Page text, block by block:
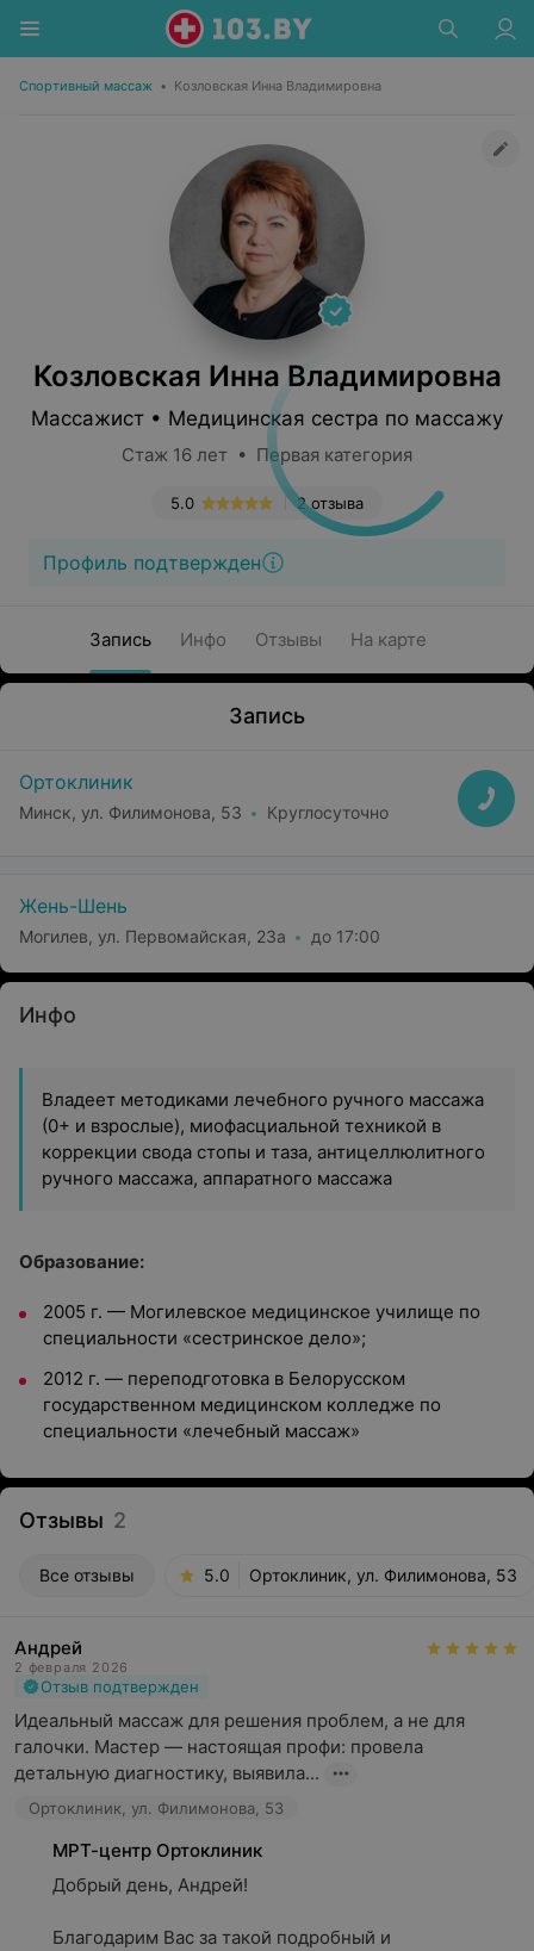
Спортивный массаж • Козловская Инна Владимировна
Козловская Инна Владимировна
Массажист • Медицинская сестра по массажу
Стаж 16 лет • Первая категория
2 отзыва
5.0
Профиль подтвержден
Запись Инфо Отзывы На карте
Запись
Ортоклиник
Минск, ул. Филимонова, 53 Круглосуточно
Жень-Шень
Могилев, ул. Первомайская, 23а до 17:00
Инфо
Владеет методиками лечебного ручного массажа
(0+ и взрослые), миофасциальной техникой в
коррекции свода стопы и таза, антицеллюлитного
ручного массажа, аппаратного массажа
Образование:
2005 г. — Могилевское медицинское училище по
специальности «сестринское дело»;
2012 г. — переподготовка в Белорусском
государственном медицинском колледже по
специальности «лечебный массаж»
Отзывы 2
Все отзывы 5.0 Ортоклиник, ул. Филимонова, 53
Андрей
2 февраля 2026
Отзыв подтвержден
Идеальный массаж для решения проблем, а не для
галочки. Мастер — настоящая профи: провела
детальную диагностику, выявила...
Ортоклиник, ул. Филимонова, 53
МРТ-центр Ортоклиник
Добрый день, Андрей!
Благодарим Вас за такой подробный и